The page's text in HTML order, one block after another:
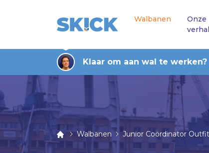
Walbanen
Onze
Klaar om aan wal te werken?
Walbanen Junior Coördinator